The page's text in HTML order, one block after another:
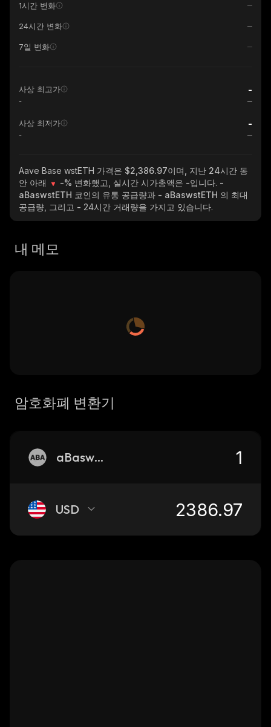
1시간 변화
24시간 변화
7일 변화
사상 최고가 -
-
사상 최저가 -
-
Aave Base wstETH 가격은 $2,386.97이며, 지난 24시간 동
안 아래
-% 변화했고, 실시간 시가총액은 -입니다. -
aBaswstETH 코인의 유통 공급량과 - aBaswstETH 의 최대
공급량, 그리고 - 24시간 거래량을 가지고 있습니다.
내 메모
암호화폐 변환기
aBaswstETH
USD